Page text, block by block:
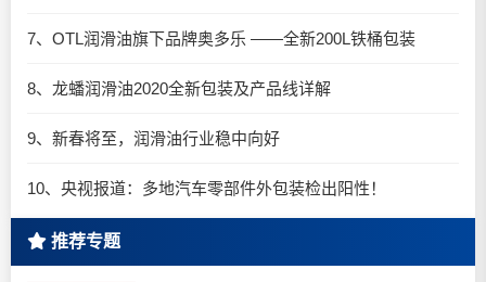
7、OTL润滑油旗下品牌奥多乐 ——全新200L铁桶包装
8、龙蟠润滑油2020全新包装及产品线详解
9、新春将至，润滑油行业稳中向好
10、央视报道：多地汽车零部件外包装检出阳性！
推荐专题